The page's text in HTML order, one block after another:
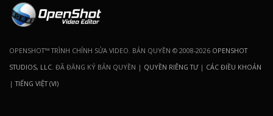
OPENSHOT™ TRÌNH CHỈNH SỬA VIDEO. BẢN QUYỀN © 2008-2026 OPENSHOT
STUDIOS, LLC . ĐÃ ĐĂNG KÝ BẢN QUYỀN | QUYỀN RIÊNG TƯ| CÁC ĐIỀU KHOẢN
|TIẾNG VIỆT (VI)